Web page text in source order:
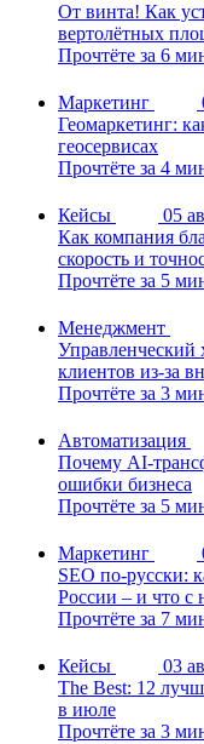
От винта! Как
вертолётных
Прочтёте за 6
Маркетинг
Геомаркетинг:
геосервисах
Прочтёте за 4
Кейсы
05
Как компания
скорость и
Прочтёте за 5
Менеджмент
Управленческий
клиентов из-за
Прочтёте за 3
Автоматизация
Почему AI-
ошибки бизнеса
Прочтёте за 5
Маркетинг
SEO по-русски:
России – и что с
Прочтёте за 7
Кейсы
03
The Best: 12
в июле
Прочтёте за 3